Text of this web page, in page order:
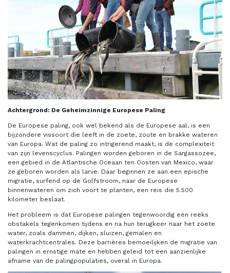
Achtergrond: De Geheimzinnige Europese Paling
De Europese paling, ook wel bekend als de Europese aal, is een
bijzondere vissoort die leeft in de zoete, zoute en brakke wateren
van Europa. Wat de paling zo intrigerend maakt, is de complexiteit
van zijn levenscyclus. Palingen worden geboren in de Sargassozee,
een gebied in de Atlantische Oceaan ten Oosten van Mexico, waar
ze geboren worden als larve. Daar beginnen ze aan een epische
migratie, surfend op de Golfstroom, naar de Europese
binnenwateren om zich voort te planten, een reis die 5.500
kilometer beslaat.
Het probleem is dat Europese palingen tegenwoordig een reeks
obstakels tegenkomen tijdens en na hun terugkeer naar het zoete
water, zoals dammen, dijken, sluizen, gemalen en
waterkrachtcentrales. Deze barrières bemoeilijken de migratie van
palingen in ernstige mate en hebben geleid tot een aanzienlijke
afname van de palingpopulaties, overal in Europa.